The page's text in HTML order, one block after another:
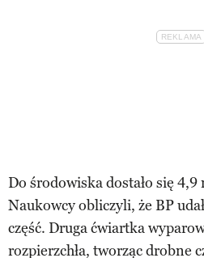
Do środowiska dostało się 4,9
Naukowcy obliczyli, że BP
część. Druga ćwiartka
rozpierzchła, tworząc drobne